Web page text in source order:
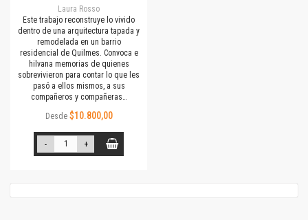
Laura Rosso
Este trabajo reconstruye lo vivido
dentro de una arquitectura tapada y
remodelada en un barrio
residencial de Quilmes. Convoca e
hilvana memorias de quienes
sobrevivieron para contar lo que les
pasó a ellos mismos, a sus
compañeros y compañeras…
Desde $10.800,00
- +